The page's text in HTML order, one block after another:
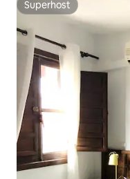
Superhost
Superhost